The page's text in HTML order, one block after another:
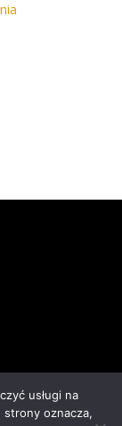
usługi na
strony oznacza,